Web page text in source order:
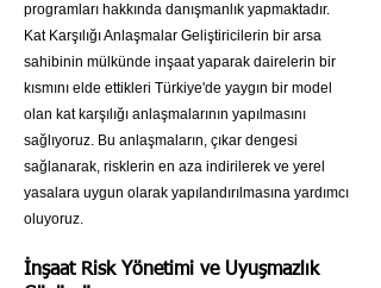
programları hakkında danışmanlık yapmaktadır.
Kat Karşılığı Anlaşmalar Geliştiricilerin bir arsa
sahibinin mülkünde inşaat yaparak dairelerin bir
kısmını elde ettikleri Türkiye'de yaygın bir model
olan kat karşılığı anlaşmalarının yapılmasını
sağlıyoruz. Bu anlaşmaların, çıkar dengesi
sağlanarak, risklerin en aza indirilerek ve yerel
yasalara uygun olarak yapılandırılmasına yardımcı
oluyoruz.
İnşaat Risk Yönetimi ve Uyuşmazlık